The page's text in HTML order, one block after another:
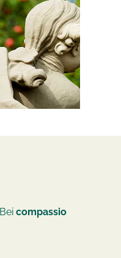
compassio